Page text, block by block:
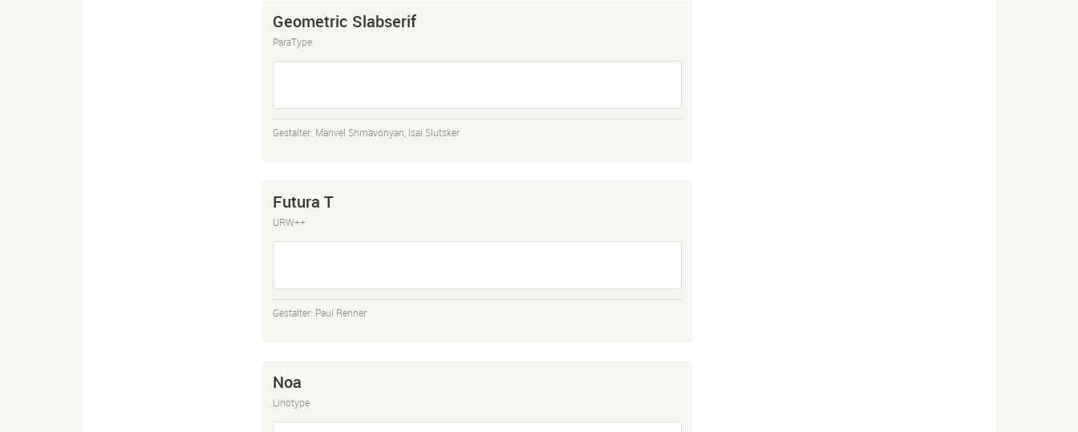
Geometric Slabserif
ParaType
Gestalter: Manvel Shmavonyan Isai Slutsker
Futura T
URW++
Gestalter: Paul Renner
Noa
Linotype